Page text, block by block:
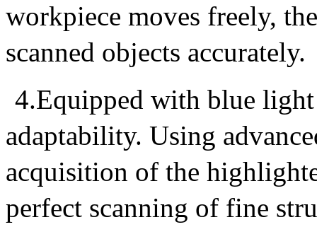
workpiece moves freely,
scanned objects accurately.
4.Equipped with blue
adaptability. Using
acquisition of the
perfect scanning of fine